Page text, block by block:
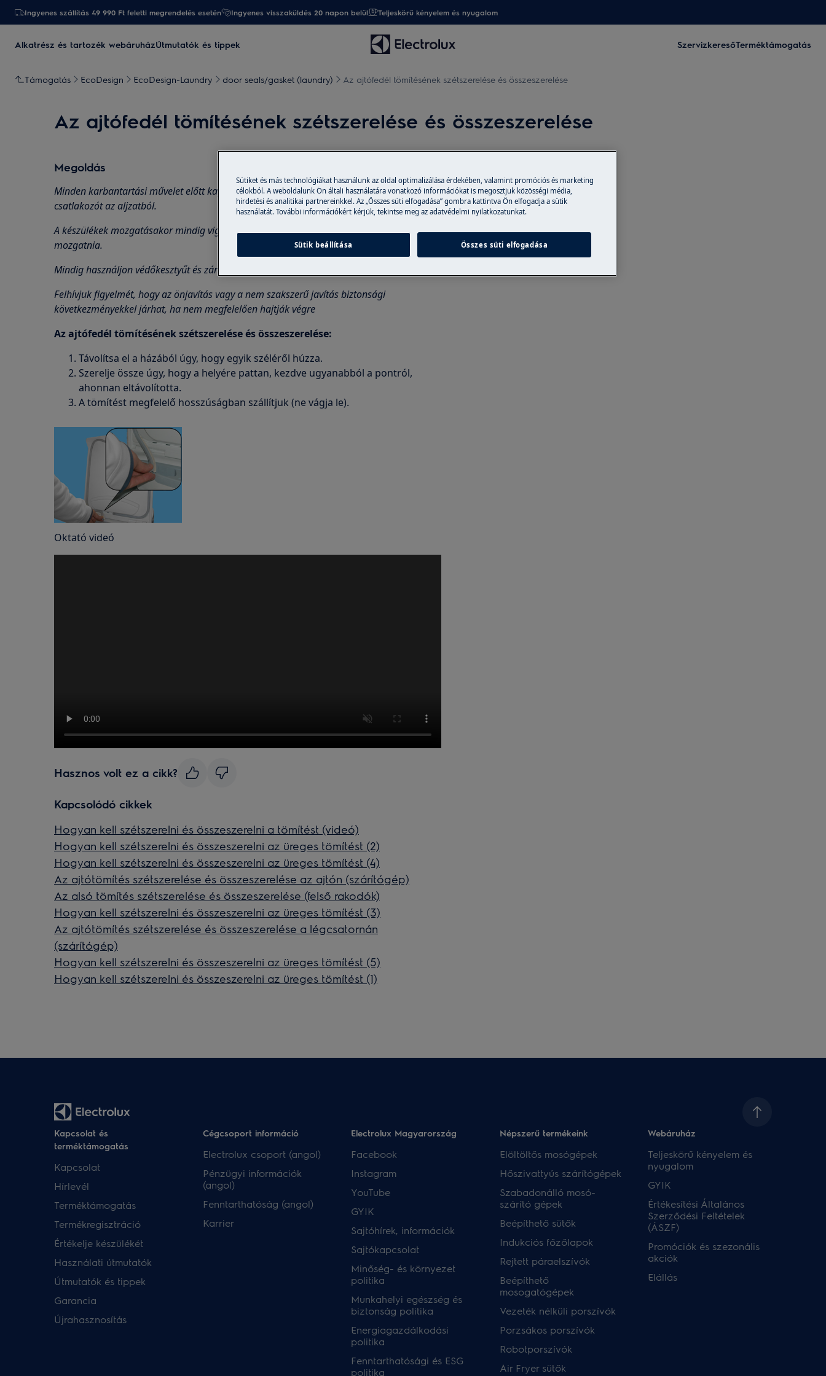
Ingyenes szállítás 49 990 Ft feletti megrendelés esetén Ingyenes visszaküldés 20 napon belül Teljeskörű kényelem és nyugalom
Alkatrész és tartozék webáruházÚtmutatók és tippek SzervizkeresőTerméktámogatás
Támogatás EcoDesign EcoDesign-Laundry door seals/gasket (laundry) Az ajtófedél tömítésének szétszerelése és összeszerelése
Az ajtófedél tömítésének szétszerelése és összeszerelése
Megoldás
Minden karbantartási művelet előtt kapcsolja ki a készüléket, és húzza ki a hálózati
csatlakozót azaljzatból.
A készülékek mozgatásakor mindig vigyázzon, nehéz gépek esetén két embernek kell
mozgatnia.
Mindig használjon védőkesztyűt és zárt lábbelit.
Felhívjuk figyelmét, hogy az önjavítás vagy a nem szakszerű javítás biztonsági
következményekkel járhat, ha nem megfelelően hajtják végre
Az ajtófedél tömítésének szétszerelése és összeszerelése:
Távolítsa el a házából úgy, hogy egyik széléről húzza.
Szerelje össze úgy, hogy a helyére pattan, kezdve ugyanabból a pontról,
ahonnan eltávolította.
A tömítést megfelelő hosszúságban szállítjuk (ne vágja le).
Oktató videó
Hasznos volt ez a cikk?
Kapcsolódó cikkek
Hogyan kell szétszerelni és összeszerelni a tömítést (videó)
Hogyan kell szétszerelni és összeszerelni az üreges tömítést (2)
Hogyan kell szétszerelni és összeszerelni az üreges tömítést (4)
Az ajtótömítés szétszerelése és összeszerelése az ajtón (szárítógép)
Az alsó tömítés szétszerelése és összeszerelése (felső rakodók)
Hogyan kell szétszerelni és összeszerelni az üreges tömítést (3)
Az ajtótömítés szétszerelése és összeszerelése a légcsatornán
(szárítógép)
Hogyan kell szétszerelni és összeszerelni az üreges tömítést (5)
Hogyan kell szétszerelni és összeszerelni az üreges tömítést (1)
Kapcsolat és
terméktámogatás
Kapcsolat
Hírlevél
Terméktámogatás
Termékregisztráció
Értékelje készülékét
Használati útmutatók
Útmutatók és tippek
Garancia
Újrahasznosítás
Cégcsoport információ
Electrolux csoport (angol)
Pénzügyi információk
(angol)
Fenntarthatóság (angol)
Karrier
Electrolux Magyarország
Facebook
Instagram
YouTube
GYIK
Sajtóhírek, információk
Sajtókapcsolat
Minőség- és környezet
politika
Munkahelyi egészség és
biztonság politika
Energiagazdálkodási
politika
Fenntarthatósági és ESG
politika
Népszerű termékeink
Elöltöltős mosógépek
Hőszivattyús szárítógépek
Szabadonálló mosó-
szárító gépek
Beépíthető sütők
Indukciós főzőlapok
Rejtett páraelszívók
Beépíthető
mosogatógépek
Vezeték nélküli porszívók
Porzsákos porszívók
Robotporszívók
Air Fryer sütők
Webáruház​
Teljeskörű kényelem és
nyugalom
GYIK
Értékesítési Általános
Szerződési Feltételek
(ÁSZF)
Promóciók és szezonális
akciók
Elállás
Sütiket és más technológiákat használunk az oldal optimalizálása érdekében, valamint promóciós és marketing
célokból. A weboldalunk Ön általi használatára vonatkozó információkat is megosztjuk közösségi média,
hirdetési és analitikai partnereinkkel. Az „Összes süti elfogadása” gombra kattintva Ön elfogadja a sütik
használatát. További információkért kérjük, tekintse meg az adatvédelmi nyilatkozatunkat.
Sütik beállítása Összes süti elfogadása